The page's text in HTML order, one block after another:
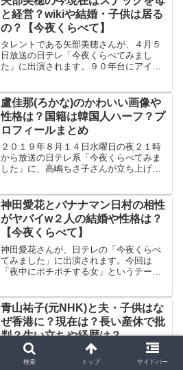
ーズさんが出演...
と経営？wikiや結婚・子供は居る
の？【今夜くらべて】
タレントである矢部美穂さんが、４月５
日放送の日テレ「今夜くらべてみまし
た」に出演されます。９０年台にアイド
す。ファッション誌に出たい！と悩んで
いるそうですが、今現在はス...
盧佳那(ろかな)のかわいい画像や
性格は？国籍は韓国人ハーフ？プ
ロフィールまとめ
２０１９年８月１４日水曜日の夜２１時
から放送の日テレ系「今夜くらべてみま
した」に、高嶋ちさ子さんが立ち上げ
Instagramで見る告知です☺︎！！ 8月14日
(水)...
神田愛花とバナナマン日村の相性
がヤバイw２人の結婚や性格は？
【今夜くらべて】
神田愛花さんが、日テレの「今夜くらべ
てみました」に出演されます。今回は
「夜中にポチポチする女」というテーマ
謗中傷で傷ついた心をネット動画で癒や
しているという神田さん。一...
青山祐子(元NHK)と夫・子供はな
ぜ香港に？現在は？長い産休で批
判？生い立ちや経歴は？
元NHKのアナウンサーで、『ニュースウ
ォッチ９』のメインキャスターとして活
検索 トップ サイドバー